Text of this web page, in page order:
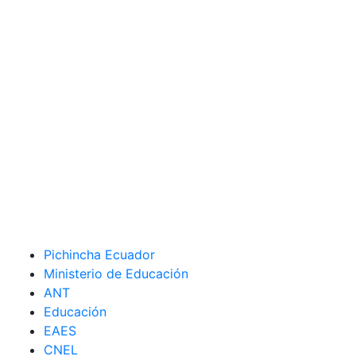
Pichincha Ecuador
Ministerio de Educación
ANT
Educación
EAES
CNEL